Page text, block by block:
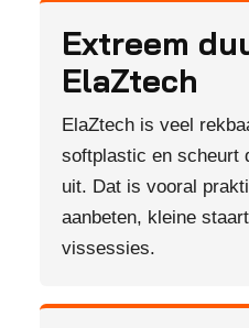
Extreem
ElaZtech
ElaZtech is veel
softplastic en scheurt
uit. Dat is vooral
aanbeten, kleine
vissessies.